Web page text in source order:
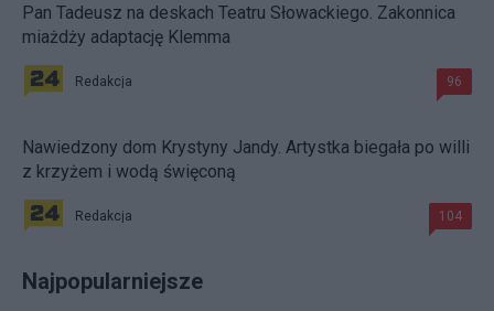
Pan Tadeusz na deskach Teatru Słowackiego. Zakonnica
miażdży adaptację Klemma
Redakcja 96
Nawiedzony dom Krystyny Jandy. Artystka biegała po willi
z krzyżem i wodą święconą
Redakcja 104
Najpopularniejsze